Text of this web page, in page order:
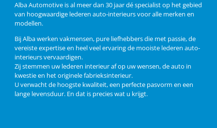
Alba Automotive is al meer dan 30 jaar dé specialist op het gebied
van hoogwaardige lederen auto-interieurs voor alle merken en
modellen.
Bij Alba werken vakmensen, pure liefhebbers die met passie, de
vereiste expertise en heel veel ervaring de mooiste lederen auto-
interieurs vervaardigen.
Zij stemmen uw lederen interieur af op uw wensen, de auto in
kwestie en het originele fabrieksinterieur.
U verwacht de hoogste kwaliteit, een perfecte pasvorm en een
lange levensduur. En dat is precies wat u krijgt.